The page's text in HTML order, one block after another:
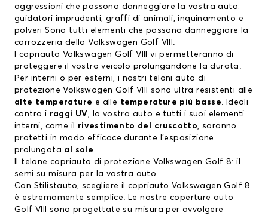
aggressioni che possono danneggiare la vostra auto:
guidatori imprudenti, graffi di animali, inquinamento e
polveri Sono tutti elementi che possono danneggiare la
carrozzeria della Volkswagen Golf VIII.
I copriauto Volkswagen Golf VIII vi permetteranno di
proteggere il vostro veicolo prolungandone la durata.
Per interni o per esterni, i nostri teloni auto di
protezione Volkswagen Golf VIII sono ultra resistenti alle
alte temperature e alle temperature più basse. Ideali
contro i raggi UV, la vostra auto e tutti i suoi elementi
interni, come il rivestimento del cruscotto, saranno
protetti in modo efficace durante l’esposizione
prolungata al sole.
Il telone copriauto di protezione Volkswagen Golf 8: il
semi su misura per la vostra auto
Con Stilistauto, scegliere il copriauto Volkswagen Golf 8
è estremamente semplice. Le nostre coperture auto
Golf VIII sono progettate su misura per avvolgere